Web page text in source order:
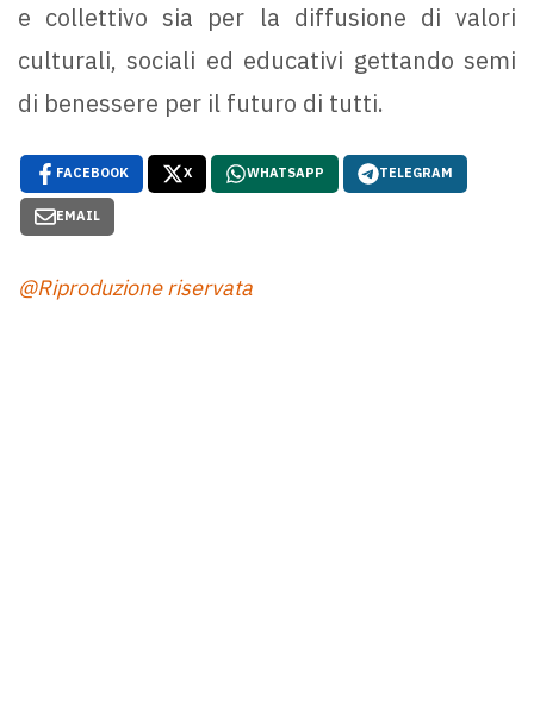
e collettivo sia per la diffusione di valori
culturali, sociali ed educativi gettando semi
di benessere per il futuro di tutti.
FACEBOOK X WHATSAPP TELEGRAM
EMAIL
@Riproduzione riservata